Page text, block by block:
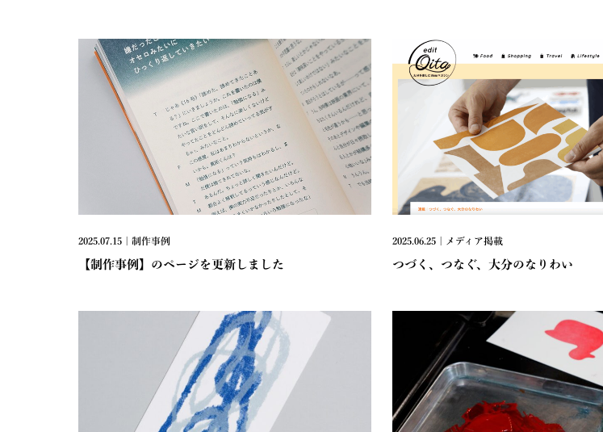
2025.07.15 | 制作事例
【制作事例】のページを更新しました
2025.06.25 | メディア掲載
つづく、つなぐ、大分のなりわい